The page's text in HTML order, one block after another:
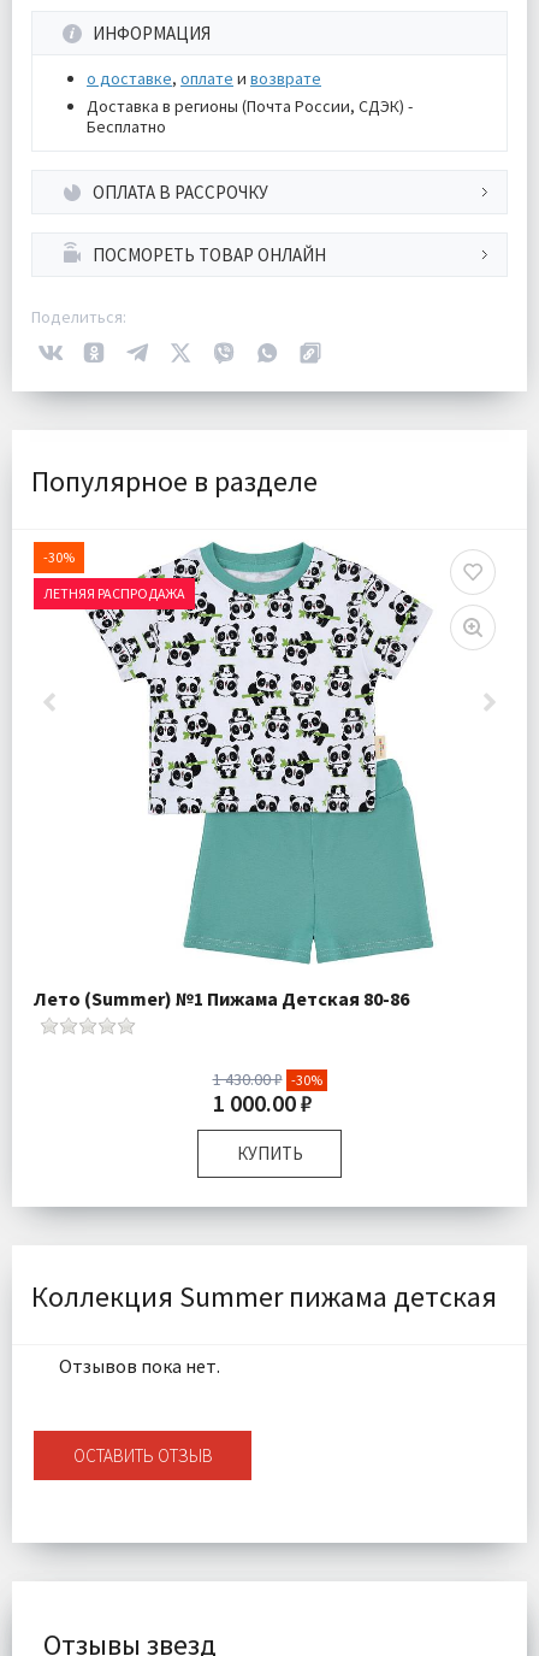
ИНФОРМАЦИЯ
о доставке, оплате и возврате
Доставка в регионы (Почта России, СДЭК) -
Бесплатно
ОПЛАТА В РАССРОЧКУ
ПОСМОРЕТЬ ТОВАР ОНЛАЙН
Поделиться:
Популярное в разделе
-30%
ЛЕТНЯЯ РАСПРОДАЖА
Лето (Summer) №1 Пижама Детская 80-86
1 430.00 ₽ -30%
1 000.00 ₽
КУПИТЬ
Размер:
80-86
Доставка:
Коллекция Summer пижама детская
Отзывов пока нет.
ОСТАВИТЬ ОТЗЫВ
Отзывы звезд